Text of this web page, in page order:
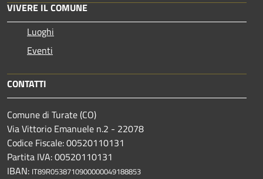
VIVERE IL COMUNE
Luoghi
Eventi
CONTATTI
Comune di Turate (CO)
Via Vittorio Emanuele n.2 - 22078
Codice Fiscale: 00520110131
Partita IVA: 00520110131
IBAN: IT89R0538710900000049188853